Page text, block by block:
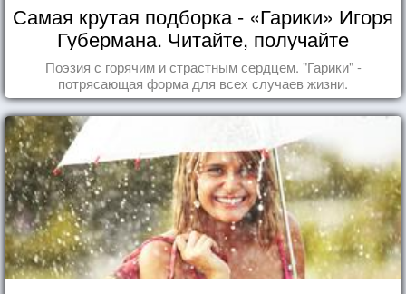
Самая крутая подборка - «Гарики» Игоря
Губермана. Читайте, получайте
удовольствие!
Поэзия с горячим и страстным сердцем. "Гарики" -
потрясающая форма для всех случаев жизни.